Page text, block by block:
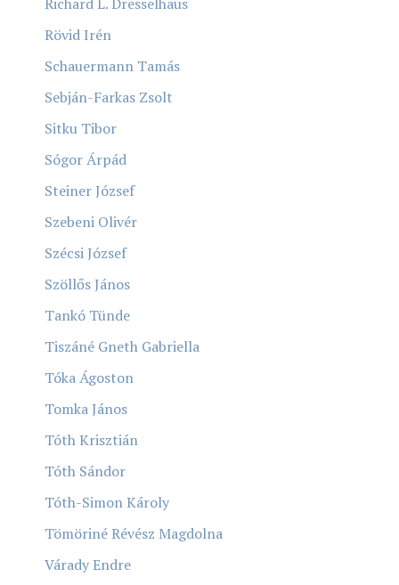
Rövid Irén
Schauermann Tamás
Sebján-Farkas Zsolt
Sitku Tibor
Sógor Árpád
Steiner József
Szebeni Olivér
Szécsi József
Szöllős János
Tankó Tünde
Tiszáné Gneth Gabriella
Tóka Ágoston
Tomka János
Tóth Krisztián
Tóth Sándor
Tóth-Simon Károly
Tömöriné Révész Magdolna
Várady Endre